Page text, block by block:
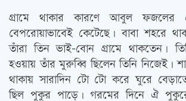
গ্রামে থাকার কারণে আবুল ফজলের
বেপরোয়াভাবেই কেটেছে। বাবা শহরে
তাঁরা তিন ভাই-বোন গ্রামে থাকতেন।
হওয়ায় তাঁর মুরুব্বি ছিলেন তিনি নিজেই।
থাকায় সারাদিন টো টো করে ঘুরে
ছিল পুকুর পাড়ে। গরমের দিনে ঐ